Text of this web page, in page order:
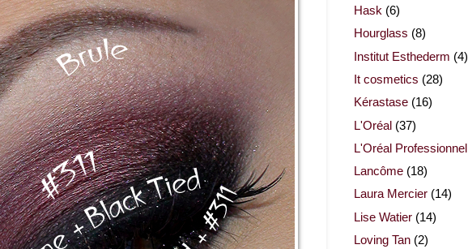
Hask (6)
Hourglass (8)
Institut Esthederm (4)
It cosmetics (28)
Kérastase (16)
L'Oréal (37)
L'Oréal Professionnel
Lancôme (18)
Laura Mercier (14)
Lise Watier (14)
Loving Tan (2)